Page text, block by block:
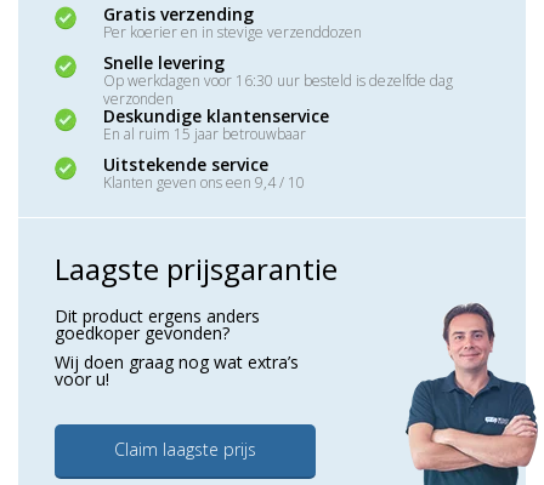
Gratis verzending
Per koerier en in stevige verzenddozen
Snelle levering
Op werkdagen voor 16:30 uur besteld is dezelfde dag
verzonden
Deskundige klantenservice
En al ruim 15 jaar betrouwbaar
Uitstekende service
Klanten geven ons een 9,4 / 10
Laagste prijsgarantie
Dit product ergens anders
goedkoper gevonden?
Wij doen graag nog wat extra’s
voor u!
Claim laagste prijs